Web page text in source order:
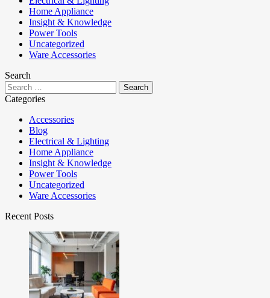
Home Appliance
Insight & Knowledge
Power Tools
Uncategorized
Ware Accessories
Search
Categories
Accessories
Blog
Electrical & Lighting
Home Appliance
Insight & Knowledge
Power Tools
Uncategorized
Ware Accessories
Recent Posts